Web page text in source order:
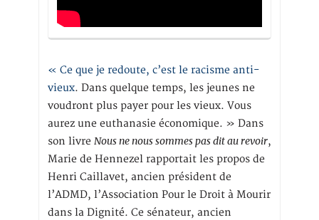
« Ce que je redoute, c’est le racisme anti-
vieux. Dans quelque temps, les jeunes ne
voudront plus payer pour les vieux. Vous
aurez une euthanasie économique. » Dans
son livre Nous ne nous sommes pas dit au revoir,
Marie de Hennezel rapportait les propos de
Henri Caillavet, ancien président de
l’ADMD, l’Association Pour le Droit à Mourir
dans la Dignité. Ce sénateur, ancien